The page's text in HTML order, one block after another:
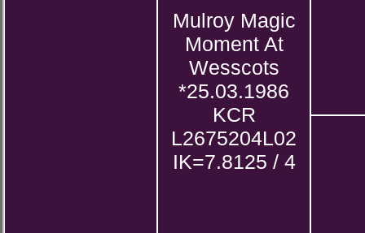
Mulroy Magic
Moment At
Wesscots
*25.03.1986
KCR
L2675204L02
IK=7.8125 / 4